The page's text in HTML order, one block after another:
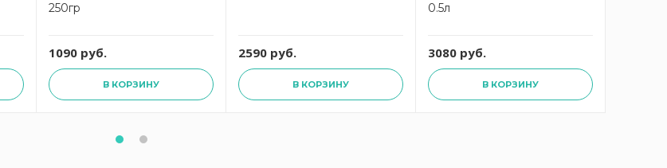
250гр
1090 руб.
В КОРЗИНУ
2590 руб.
В КОРЗИНУ
0.5л
3080 руб.
В КОРЗИНУ